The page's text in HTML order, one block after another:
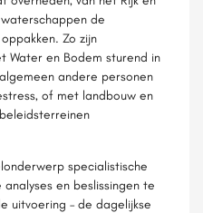
de
Zo zijn
Water en Bodem sturend in
andere personen
of met landbouw en
specialistische
en beslissingen te
uitvoering – de dagelijkse